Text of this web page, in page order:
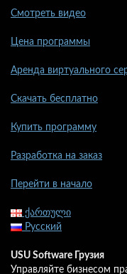
Смотреть видео
Цена программы
Аренда виртуального
Скачать бесплатно
Купить программу
Разработка на заказ
Перейти в начало
ქართული
Русский
USU Software Грузия
Управляйте бизнесом